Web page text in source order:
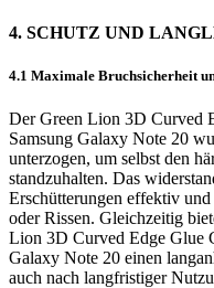
4. SCHUTZ UND
4.1 Maximale Bruchsicherheit
Der Green Lion 3D Curved
Samsung Galaxy Note 20
unterzogen, um selbst den
standzuhalten. Das
Erschütterungen effektiv
oder Rissen. Gleichzeitig
Lion 3D Curved Edge Glue
Galaxy Note 20 einen
auch nach langfristiger